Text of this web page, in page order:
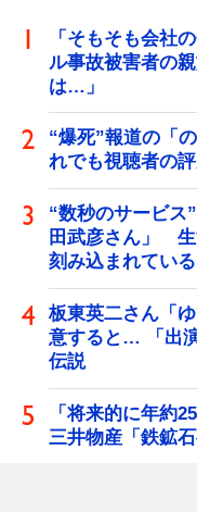
「そもそも会社
ル事故被害者の
は…」
“爆死”報道の「
れでも視聴者の
“数秒のサービス
田武彦さん」 生
刻み込まれてい
板東英二さん「
意すると… 「出
伝説
「将来的に年約
三井物産「鉄鉱